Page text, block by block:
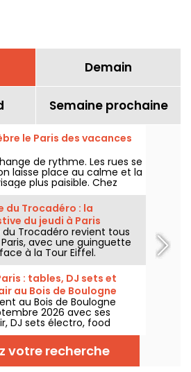
Demain
Semaine prochaine
le Paris des vacances
de rythme. Les rues se
laisse place au calme et la
plus paisible. Chez
de cette parenthèse
l’esprit des vacances,
dans l’eau, avant le retour
du Trocadéro : la
du jeudi à Paris
du Trocadéro revient tous
avec une guinguette
à la Tour Eiffel.
: tables, DJ sets et
au Bois de Boulogne
au Bois de Boulogne
2026 avec ses
DJ sets électro, food
et tables à réserver. Installé
Longchamp, ce club en plein
le public les vendredis
avec plusieurs temps forts
votre recherche